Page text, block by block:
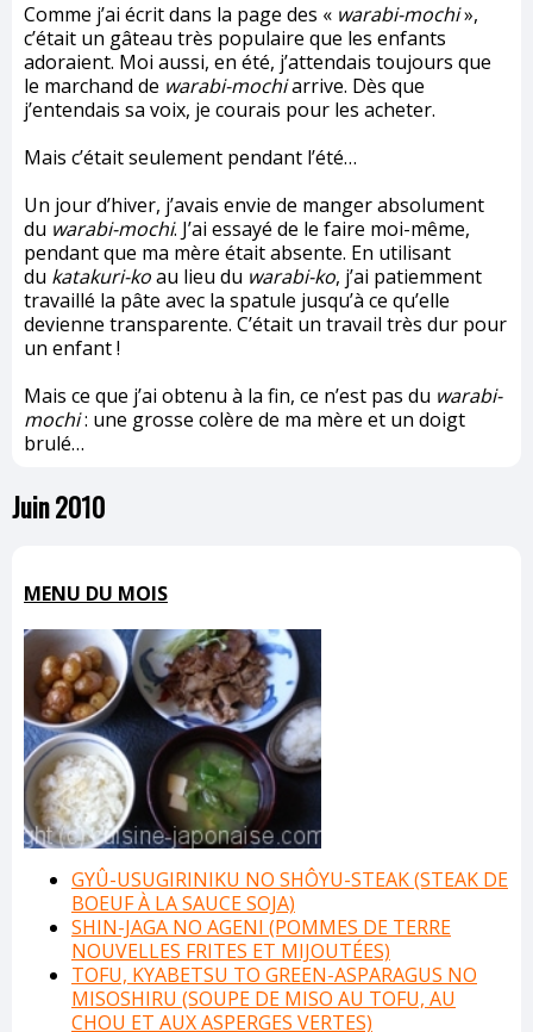
Comme j’ai écrit dans la page des « warabi-mochi»,
c’était un gâteau très populaire que les enfants
adoraient. Moi aussi, en été, j’attendais toujours que
le marchand de warabi-mochiarrive. Dès que
j’entendais sa voix, je courais pour les acheter.
Mais c’était seulement pendant l’été…
Un jour d’hiver, j’avais envie de manger absolument
du warabi-mochi. J’ai essayé de le faire moi-même,
pendant que ma mère était absente. En utilisant
du katakuri-koau lieu du warabi-ko, j’ai patiemment
travaillé la pâte avec la spatule jusqu’à ce qu’elle
devienne transparente. C’était un travail très dur pour
un enfant !
Mais ce que j’ai obtenu à la fin, ce n’est pas du warabi-
mochi: une grosse colère de ma mère et un doigt
brulé…
Juin 2010
MENU DU MOIS
GYÛ-USUGIRINIKU NO SHÔYU-STEAK (STEAK DE
BOEUF À LA SAUCE SOJA)
SHIN-JAGA NO AGENI (POMMES DE TERRE
NOUVELLES FRITES ET MIJOUTÉES)
TOFU, KYABETSU TO GREEN-ASPARAGUS NO
MISOSHIRU (SOUPE DE MISO AU TOFU, AU
CHOU ET AUX ASPERGES VERTES)